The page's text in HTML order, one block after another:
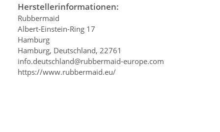
Herstellerinformationen:
Rubbermaid
Albert-Einstein-Ring 17
Hamburg
Hamburg, Deutschland, 22761
info.deutschland@rubbermaid-europe.com
https://www.rubbermaid.eu/